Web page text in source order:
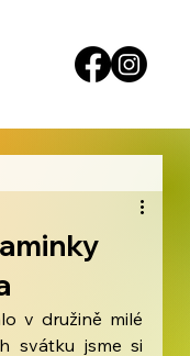
v družině milé
svátku jsme si